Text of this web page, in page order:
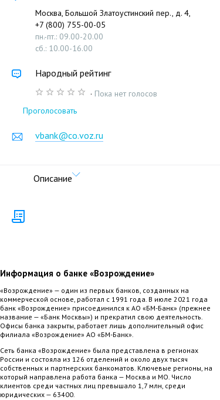
Москва, Большой Златоустинский пер., д. 4,
+7 (800) 755-00-05
пн.-пт.: 09.00-20.00
сб.: 10.00-16.00
Народный рейтинг
· Пока нет голосов
Проголосовать
vbank@co.voz.ru
Описание
Информация о банке «Возрождение»
«Возрождение» — один из первых банков, созданных на
коммерческой основе, работал с 1991 года. В июле 2021 года
банк «Возрождение» присоединился к АО «БМ-Банк» (прежнее
название — «Банк Москвы») и прекратил свою деятельность.
Офисы банка закрыты, работает лишь дополнительный офис
филиала «Возрождение» АО «БМ-Банк».
Сеть банка «Возрождение» была представлена в регионах
России и состояла из 126 отделений и около двух тысяч
собственных и партнерских банкоматов. Ключевые регионы, на
который направлена работа банка — Москва и МО. Число
клиентов среди частных лиц превышало 1,7 млн, среди
юридических — 63400.